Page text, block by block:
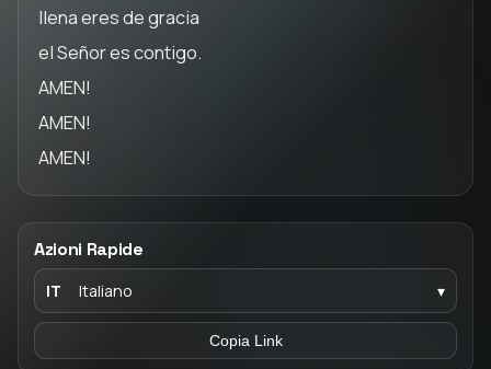
Azioni Rapide
IT Italiano ▾
Copia Link
llena eres de gracia
el Señor es contigo.
AMEN!
AMEN!
AMEN!